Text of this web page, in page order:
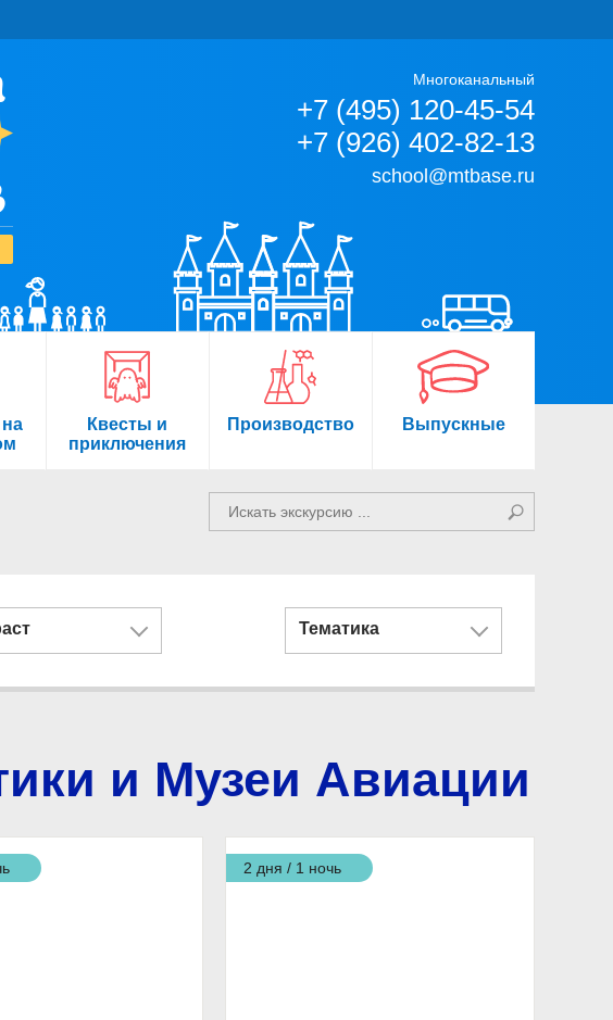
Многоканальный
+7 (495) 120-45-54
+7 (926) 402-82-13
school@mtbase.ru
Квесты и
приключения
Производство Выпускные
Тематика
и Музеи Авиации
2 дня / 1 ночь